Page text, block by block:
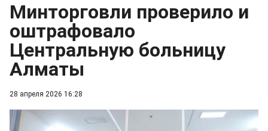
28 апреля 2026 16:28
Минторговли проверило и
оштрафовало
Центральную больницу
Алматы